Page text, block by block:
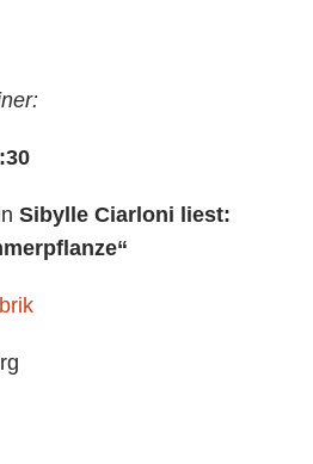
Sibylle Ciarloni liest: